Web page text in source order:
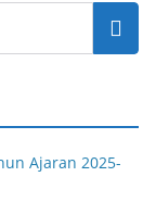
Ajaran 2025-